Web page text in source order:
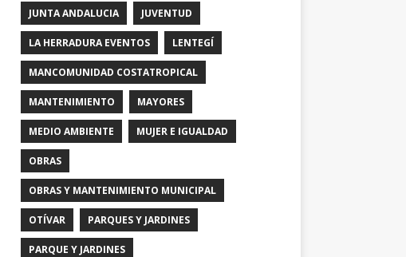
JUNTA ANDALUCIA JUVENTUD
LA HERRADURA EVENTOS LENTEGÍ
MANCOMUNIDAD COSTATROPICAL
MANTENIMIENTO MAYORES
MEDIO AMBIENTE MUJER E IGUALDAD
OBRAS
OBRAS Y MANTENIMIENTO MUNICIPAL
OTÍVAR PARQUES Y JARDINES
PARQUE Y JARDINES